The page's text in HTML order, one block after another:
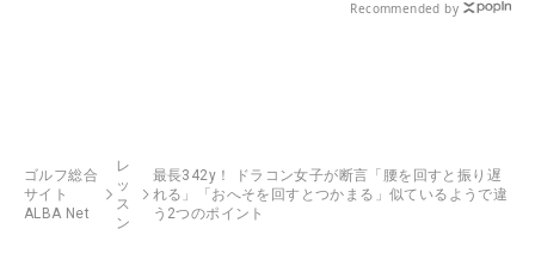
Recommended by
ゴルフ総合
サイト
ALBA Net
レ
ッ
ス
ン
最長342y！ ドラコン女子が断言「腰を回すと振り遅
れる」「おへそを回すとつかまる」似ているようで違
う2つのポイント